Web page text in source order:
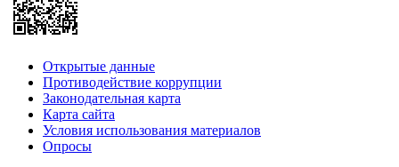
Открытые данные
Противодействие коррупции
Законодательная карта
Карта сайта
Условия использования материалов
Опросы